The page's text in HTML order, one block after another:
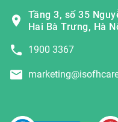
Tầng 3, số 35
Hai Bà Trưng, Hà
1900 3367